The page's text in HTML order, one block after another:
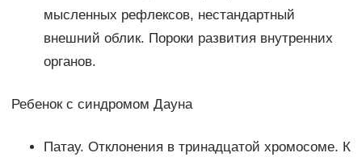
мысленных рефлексов, нестандартный
внешний облик. Пороки развития внутренних
органов.
Ребенок с синдромом Дауна
Патау. Отклонения в тринадцатой хромосоме. К